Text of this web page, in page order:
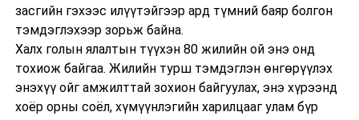
засгийн гэхээс илүүтэйгээр ард түмний баяр болгон
тэмдэглэхээр зорьж байна.
Халх голын ялалтын түүхэн 80 жилийн ой энэ онд
тохиож байгаа. Жилийн турш тэмдэглэн өнгөрүүлэх
энэхүү ойг амжилттай зохион байгуулах, энэ хүрээнд
хоёр орны соёл, хүмүүнлэгийн харилцааг улам бүр